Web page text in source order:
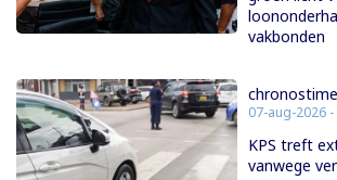
vakbonden
07-aug-2026 -
KPS treft
vanwege